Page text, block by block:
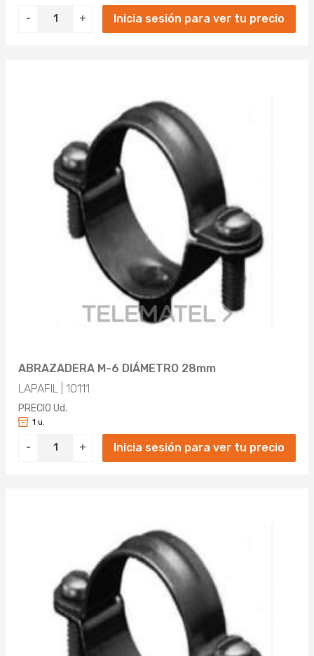
- + Inicia sesión para ver tu precio
ABRAZADERA M-6 DIÁMETRO 28mm
LAPAFIL | 10111
PRECIO Ud.
- +
1 u.
Inicia sesión para ver tu precio